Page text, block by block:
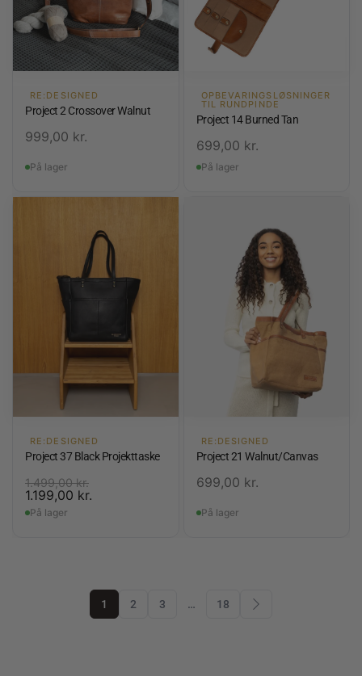
RE:DESIGNED
Project 2 Crossover Walnut
999,00 kr.
På lager
OPBEVARINGSLØSNINGER
TIL RUNDPINDE
Project 14 Burned Tan
699,00 kr.
På lager
RE:DESIGNED
Project 37 Black Projekttaske
1.499,00kr.
1.199,00 kr.
På lager
RE:DESIGNED
Project 21 Walnut/Canvas
699,00 kr.
På lager
1 2 3 … 18